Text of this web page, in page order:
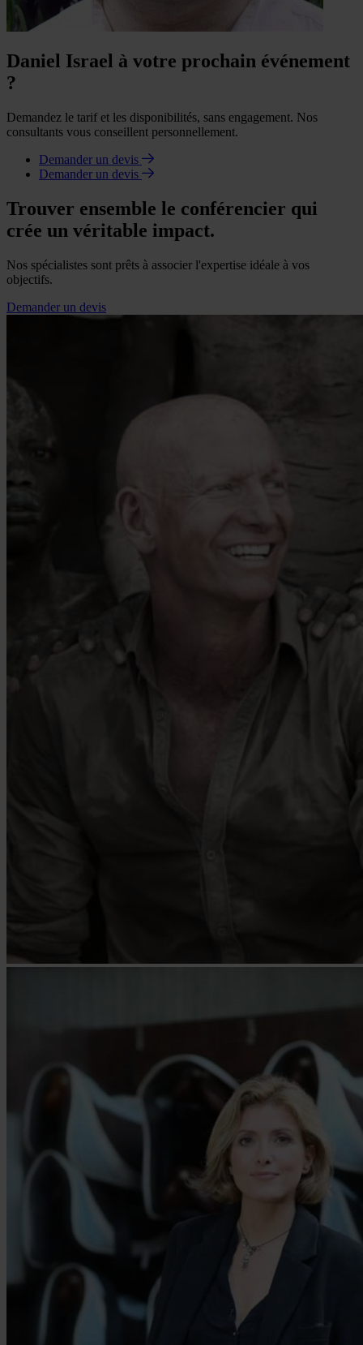
Daniel Israel à votre prochain événement
?
Demandez le tarif et les disponibilités, sans engagement. Nos
consultants vous conseillent personnellement.
Demander un devis
Demander un devis
Trouver ensemble le conférencier qui
crée un véritable impact.
Nos spécialistes sont prêts à associer l'expertise idéale à vos
objectifs.
Demander un devis